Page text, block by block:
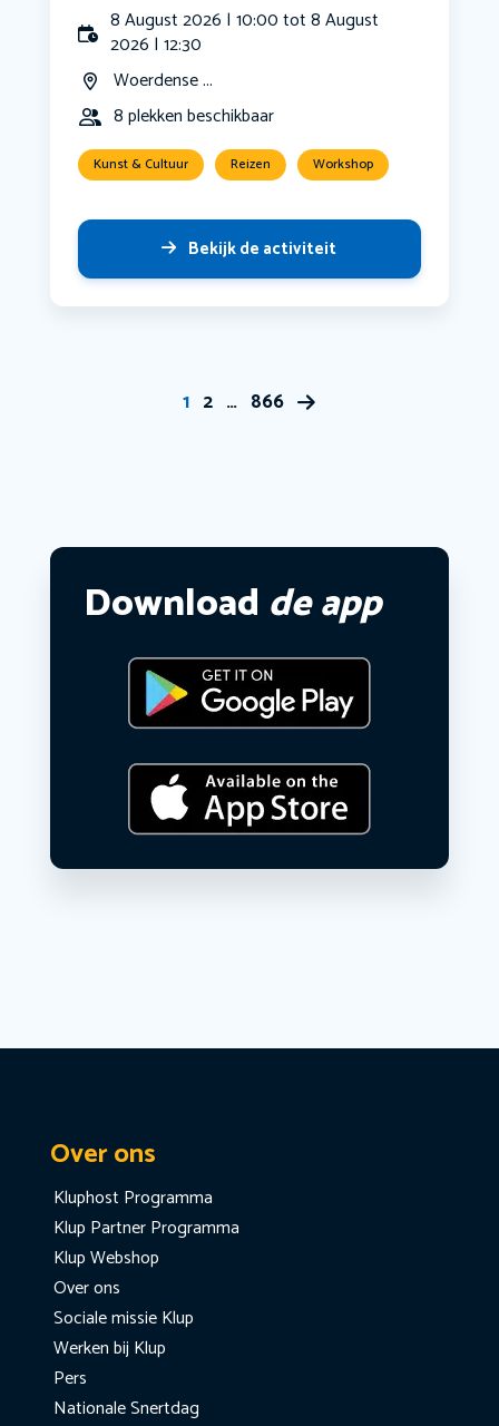
8 August 2026 | 10:00 tot 8 August
2026 | 12:30
Woerdense ...
8 plekken beschikbaar
Kunst & Cultuur Reizen Workshop
Bekijk de activiteit
1 2 … 866
Download de app
Over ons
Kluphost Programma
Klup Partner Programma
Klup Webshop
Over ons
Sociale missie Klup
Werken bij Klup
Pers
Nationale Snertdag